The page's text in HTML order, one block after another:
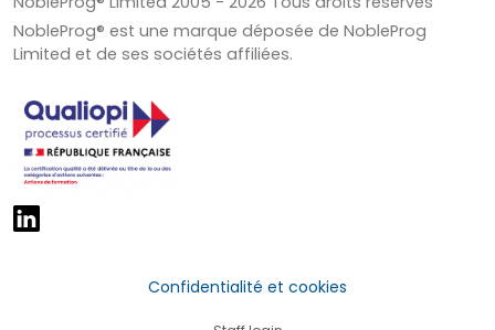
NobleProg® est une marque déposée de NobleProg
Limited et de ses sociétés affiliées.
Confidentialité et cookies